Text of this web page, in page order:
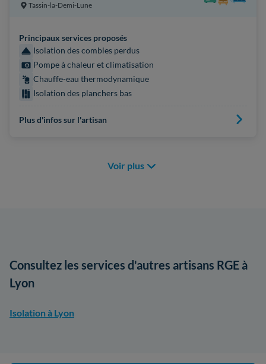
Tassin-la-Demi-Lune
Principaux services proposés
Isolation des combles perdus
Pompe à chaleur et climatisation
Chauffe-eau thermodynamique
Isolation des planchers bas
Plus d'infos sur l'artisan
Voir plus
Consultez les services d'autres artisans RGE à
Lyon
Isolation à Lyon